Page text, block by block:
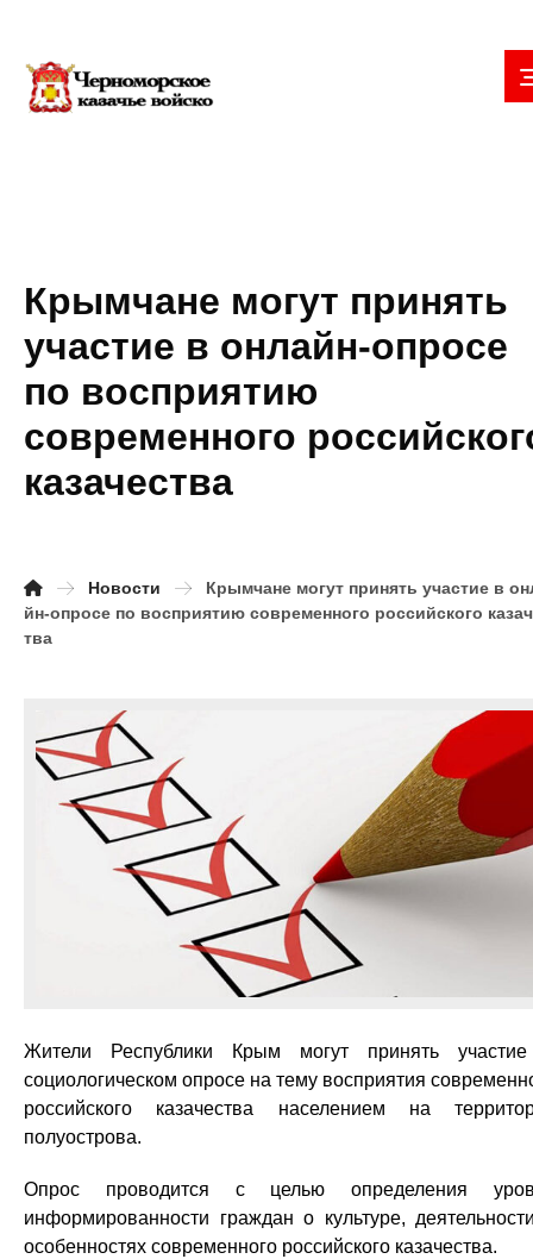
Крымчане могут принять
участие в онлайн-опросе
по восприятию
современного
казачества
Новости
Крымчане могут принять участие в
йн-опросе по восприятию современного российского
тва
Жители Республики Крым могут принять
социологическом опросе на тему восприятия
российского казачества населением на
полуострова.
Опрос проводится с целью определения
информированности граждан о культуре,
особенностях современного российского казачества.